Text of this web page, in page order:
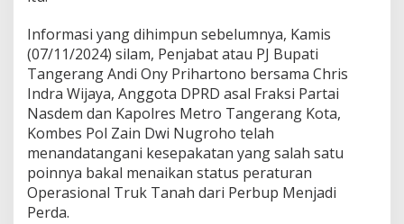
Informasi yang dihimpun sebelumnya, Kamis
(07/11/2024) silam, Penjabat atau PJ Bupati
Tangerang Andi Ony Prihartono bersama Chris
Indra Wijaya, Anggota DPRD asal Fraksi Partai
Nasdem dan Kapolres Metro Tangerang Kota,
Kombes Pol Zain Dwi Nugroho telah
menandatangani kesepakatan yang salah satu
poinnya bakal menaikan status peraturan
Operasional Truk Tanah dari Perbup Menjadi
Perda.